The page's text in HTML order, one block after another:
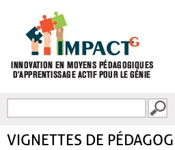
FORMULAIRE DE
VIGNETTES DE